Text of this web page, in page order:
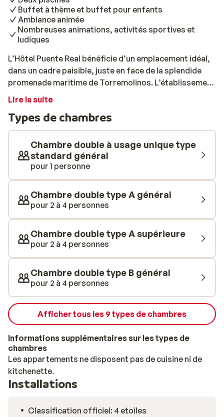
Buffet à thème et buffet pour enfants
Ambiance animée
Nombreuses animations, activités sportives et
ludiques
L’Hôtel Puente Real bénéficie d’un emplacement idéal,
dans un cadre paisible, juste en face de la splendide
promenade maritime de Torremolinos. L’établissement
offre de nombreuses installations adaptées aussi bien
particulièrement conviviale et animée. Les chambres
d’hôtel sont spacieuses et disposent toutes d’un large
balcon. Si vous préférez plus d’indépendance, vous
avez également la possibilité de séjourner en
appartement. Pour les amateurs de baignade et de jeux
aquatiques, un grand bassin aux formes irrégulières
est à disposition. Ceux qui recherchent davantage de
tranquillité pourront se détendre au bord de la piscine
plus petite, plus calme et reposante. Le restaurant, qui
soir un buffet à thème, accompagné d’une boisson en
accord avec l’ambiance du jour. Les plus jeunes ne sont
pas oubliés: un buffet spécialement conçu pour les
enfants leur est réservé. L’offre d’activités sportives
est variée: tir à l’arc, fléchettes, volley-ball ou tennis de
table. Les enfants sont accueillis au mini-club, où ils
pourront bricoler, jouer et participer à de nombreuses
animations en compagnie de la mascotte Goldi. Enfin,
pour une après-midi au bord de la piscine, la poolbar
vous attend pour savourer un rafraîchissement bien
mérité.
Lire la suite
Types de chambres
Chambre double à usage unique type
standard général
pour 1 personne
Chambre double type A général
pour 2 à 4 personnes
Chambre double type A supérieure
pour 2 à 4 personnes
Chambre double type B général
pour 2 à 4 personnes
Afficher tous les 9 types de chambres
Informations supplémentaires sur les types de
chambres
Les appartements ne disposent pas de cuisine ni de
kitchenette.
Installations
Classification officiel: 4 etoiles